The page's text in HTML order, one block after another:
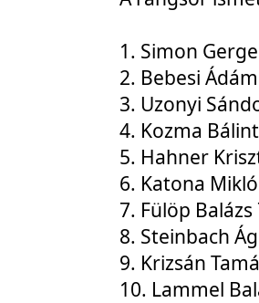
1. Simon
2. Bebesi
3. Uzonyi
4. Kozma
5. Hahner
6. Katona
7. Fülöp
8. Steinbach
9. Krizsán
10. Lammel